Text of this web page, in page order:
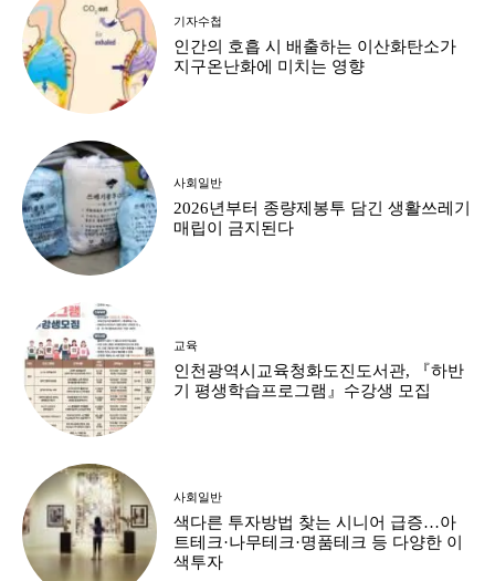
기자수첩
인간의 호흡 시 배출하는 이산화탄소가
지구온난화에 미치는 영향
사회일반
2026년부터 종량제봉투 담긴 생활쓰레기
매립이 금지된다
교육
인천광역시교육청화도진도서관, 『하반
기 평생학습프로그램』수강생 모집
사회일반
색다른 투자방법 찾는 시니어 급증…아
트테크·나무테크·명품테크 등 다양한 이
색투자